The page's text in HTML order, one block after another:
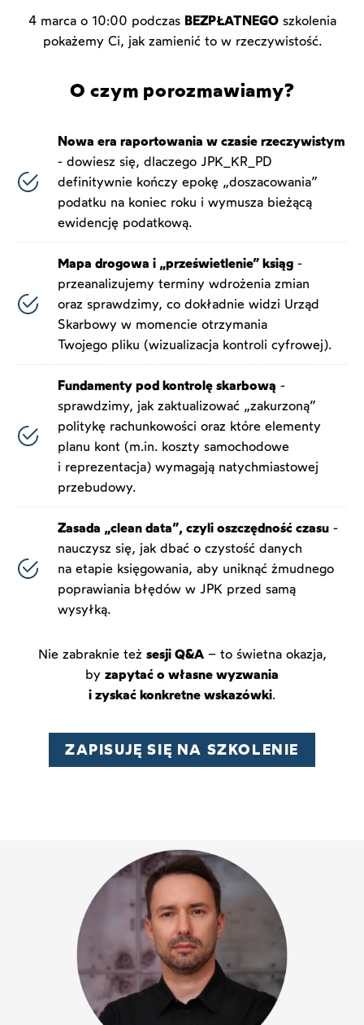
4 marca o 10:00 podczas BEZPŁATNEGOszkolenia
pokażemy Ci, jak zamienić to w rzeczywistość.
O czym porozmawiamy?
Nowa era raportowania w czasie rzeczywistym
- dowiesz się, dlaczego JPK_KR_PD
definitywnie kończy epokę „doszacowania”
podatku na koniec roku i wymusza bieżącą
ewidencję podatkową.
Mapa drogowa i „prześwietlenie” ksiąg-
przeanalizujemy terminy wdrożenia zmian
oraz sprawdzimy, co dokładnie widzi Urząd
Skarbowy w momencie otrzymania
Twojego pliku (wizualizacja kontroli cyfrowej).
Fundamenty pod kontrolę skarbową -
sprawdzimy, jak zaktualizować „zakurzoną”
politykę rachunkowości oraz które elementy
planu kont (m.in. koszty samochodowe
i reprezentacja) wymagają natychmiastowej
przebudowy.
Zasada „clean data”, czyli oszczędność czasu-
nauczysz się, jak dbać o czystość danych
na etapie księgowania, aby uniknąć żmudnego
poprawiania błędów w JPK przed samą
wysyłką.
Nie zabraknie też sesji Q&A– to świetna okazja,
by zapytać o własne wyzwania
i zyskać konkretne wskazówki.
ZAPISUJĘ SIĘ NA SZKOLENIE